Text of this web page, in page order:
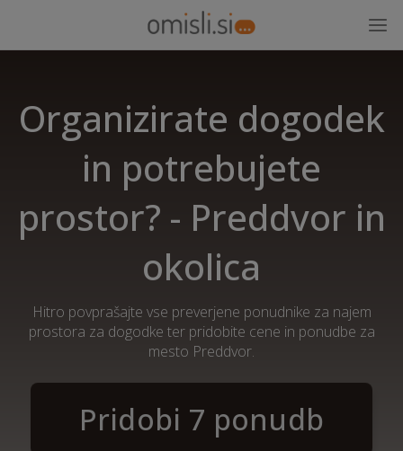
Organizirate dogodek
in potrebujete
prostor? - Preddvor in
okolica
Hitro povprašajte vse preverjene ponudnike za najem
prostora za dogodke ter pridobite cene in ponudbe za
mesto Preddvor.
Pridobi 7 ponudb